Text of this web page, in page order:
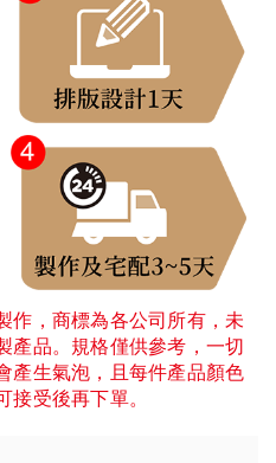
作，商標為各公司所有，未
產品。規格僅供參考，一切
產生氣泡，且每件產品顏色
接受後再下單。